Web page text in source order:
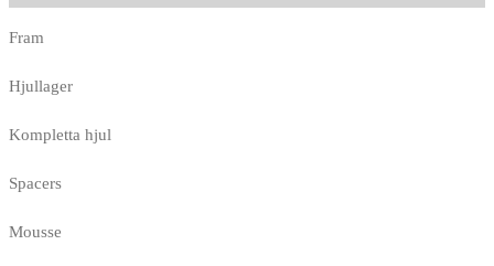
Fram
Hjullager
Kompletta hjul
Spacers
Mousse